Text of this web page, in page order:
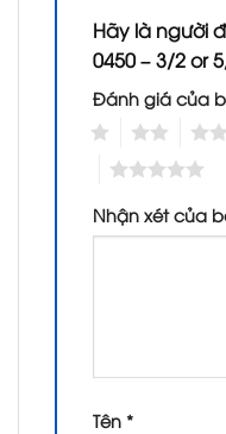
Hãy là người
0450 – 3/2 or
Đánh giá của
Nhận xét của
Tên *